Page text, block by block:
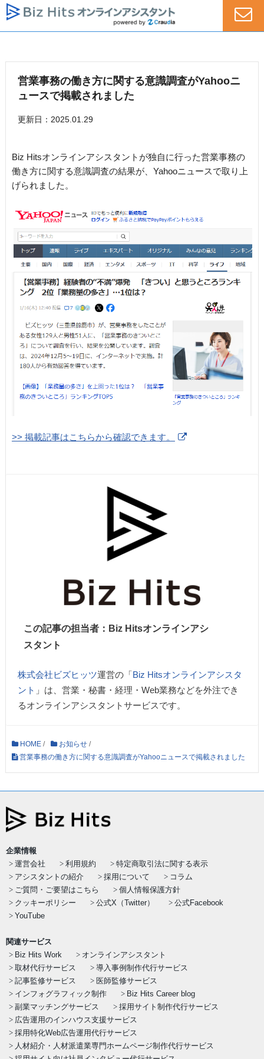
営業事務の働き方に関する意識調査がYahooニ
ュースで掲載されました
更新日：2025.01.29
Biz Hitsオンラインアシスタントが独自に行った営業事務の
働き方に関する意識調査の結果が、Yahooニュースで取り上
げられました。
>> 掲載記事はこちらから確認できます。
この記事の担当者：Biz Hitsオンラインアシ
スタント
株式会社ビズヒッツ運営の「 Biz Hitsオンラインアシスタ
ント 」は、営業・秘書・経理・Web業務などを外注でき
るオンラインアシスタントサービスです。
HOME/ お知らせ/
営業事務の働き方に関する意識調査がYahooニュースで掲載されました
企業情報
運営会社
利用規約
特定商取引法に関する表示
アシスタントの紹介
採用について
コラム
ご質問・ご要望はこちら
個人情報保護方針
クッキーポリシー
公式X（Twitter）
公式Facebook
YouTube
関連サービス
Biz Hits Work
オンラインアシスタント
取材代行サービス
導入事例制作代行サービス
記事監修サービス
医師監修サービス
インフォグラフィック制作
Biz Hits Career blog
副業マッチングサービス
採用サイト制作代行サービス
広告運用のインハウス支援サービス
採用特化Web広告運用代行サービス
人材紹介・人材派遣業専門ホームページ制作代行サービス